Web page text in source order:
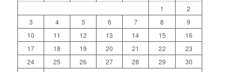
1
2
3
4 5 6 7 8
9
10
11 12 13 14 15
16
17
18 19 20 21 22
23
24
25 26 27 28 29
30